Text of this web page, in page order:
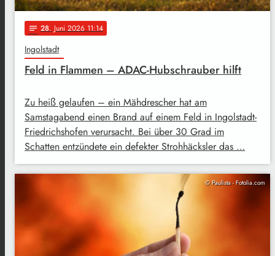
notes 28. Juni 2026 11:14
Ingolstadt
Feld in Flammen – ADAC-Hubschrauber hilft
Zu heiß gelaufen – ein Mähdrescher hat am
Samstagabend einen Brand auf einem Feld in Ingolstadt-
Friedrichshofen verursacht. Bei über 30 Grad im
Schatten entzündete ein defekter Strohhäcksler das …
© Paulista - Fotolia.com